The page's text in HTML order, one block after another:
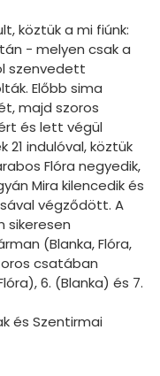
köztük a mi fiúnk:
- melyen csak a
szenvedett
Előbb sima
majd szoros
és lett végül
21 indulóval, köztük
Flóra negyedik,
Mira kilencedik és
végződött. A
sikeresen
(Blanka, Flóra,
csatában
6. (Blanka) és 7.
és Szentirmai